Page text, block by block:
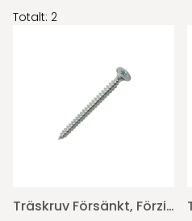
Totalt: 2
Träskruv Försänkt, Förzinkad